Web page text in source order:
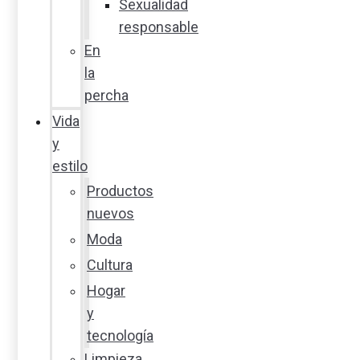
Sexualidad
responsable
En
la
percha
Vida
y
estilo
Productos
nuevos
Moda
Cultura
Hogar
y
tecnología